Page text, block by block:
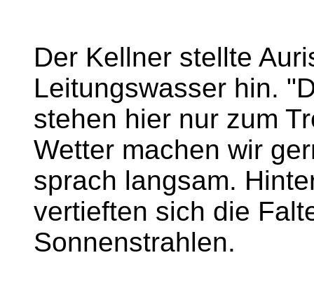
Der Kellner stellte
Leitungswasser hin.
stehen hier nur zum
Wetter machen wir
sprach langsam.
vertieften sich die
Sonnenstrahlen.